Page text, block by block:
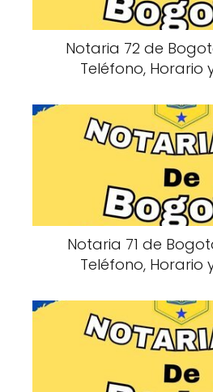
Notaria 72 de
Teléfono, Horario
Notaria 71 de
Teléfono, Horario